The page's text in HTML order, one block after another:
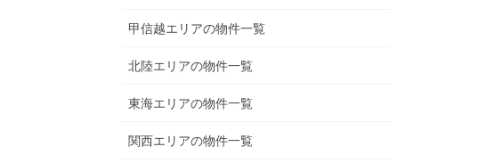
甲信越エリアの物件一覧
北陸エリアの物件一覧
東海エリアの物件一覧
関西エリアの物件一覧